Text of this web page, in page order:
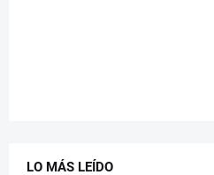
LO MÁS LEÍDO